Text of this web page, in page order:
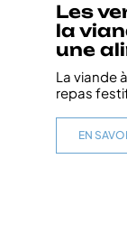
Les
la
une
La viande
repas
EN